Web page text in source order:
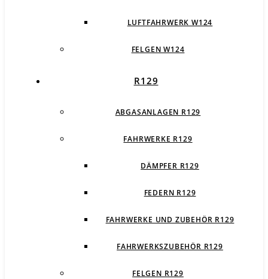
LUFTFAHRWERK W124
FELGEN W124
R129
ABGASANLAGEN R129
FAHRWERKE R129
DÄMPFER R129
FEDERN R129
FAHRWERKE UND ZUBEHÖR R129
FAHRWERKSZUBEHÖR R129
FELGEN R129